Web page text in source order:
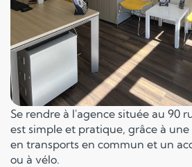
Se rendre à l'agence située au 90
est simple et pratique, grâce à
en transports en commun et un
ou à vélo.